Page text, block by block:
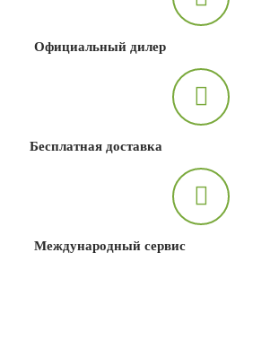
Официальный дилер
Бесплатная доставка
Международный сервис